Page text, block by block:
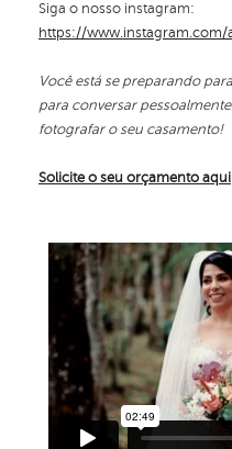
Siga o nosso instagram:
https://
Você está se preparando
para conversar
fotografar o seu casamento!
Solicite o seu orçamento aqui